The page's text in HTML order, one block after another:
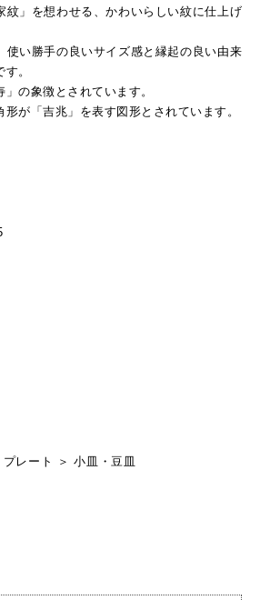
紋」を想わせる、かわいらしい紋に仕上げ
使い勝手の良いサイズ感と縁起の良い由来
。
の象徴とされています。
が「吉兆」を表す図形とされています。
プレート ＞小皿・豆皿